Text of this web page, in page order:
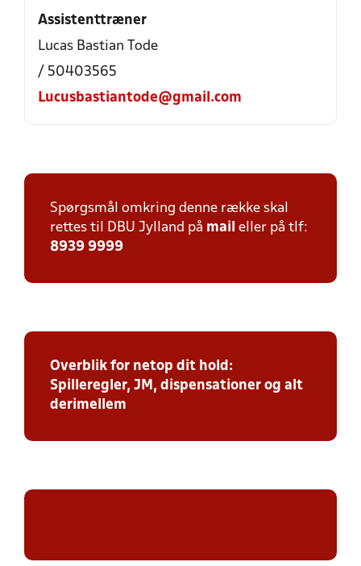
Assistenttræner
Lucas Bastian Tode
/ 50403565
Lucusbastiantode@gmail.com
Spørgsmål omkring denne række skal
rettes til DBU Jylland på mail eller på tlf:
8939 9999
Overblik for netop dit hold:
Spilleregler, JM, dispensationer og alt
derimellem